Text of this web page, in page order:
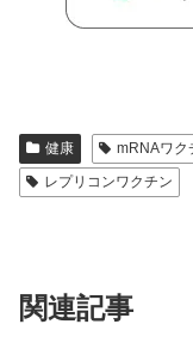
健康 mRNAワク
レプリコンワクチン
関連記事